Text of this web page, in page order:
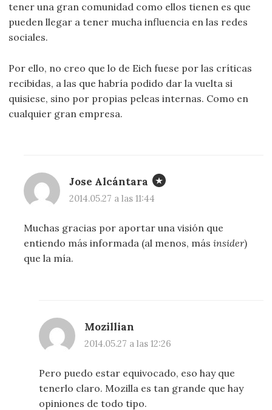
tener una gran comunidad como ellos tienen es que
pueden llegar a tener mucha influencia en las redes
sociales.
Por ello, no creo que lo de Eich fuese por las críticas
recibidas, a las que habría podido dar la vuelta si
quisiese, sino por propias peleas internas. Como en
cualquier gran empresa.
Jose Alcántara
2014.05.27 a las 11:44
Muchas gracias por aportar una visión que
entiendo más informada (al menos, másinsider)
que la mía.
Mozillian
2014.05.27 a las 12:26
Pero puedo estar equivocado, eso hay que
tenerlo claro. Mozilla es tan grande que hay
opiniones de todo tipo.